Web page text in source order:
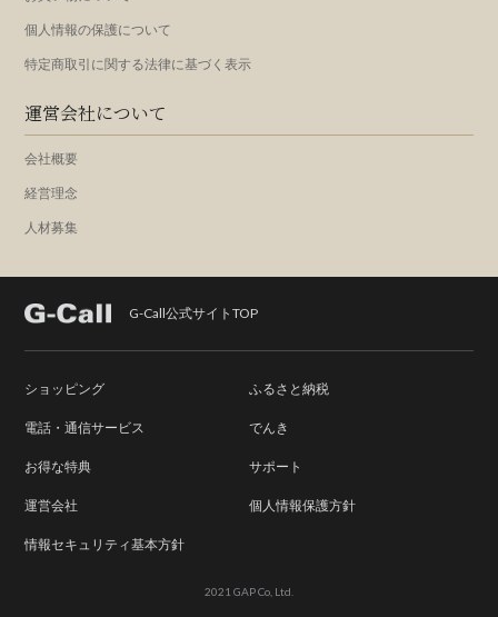
個人情報の保護について
特定商取引に関する法律に基づく表示
運営会社について
会社概要
経営理念
人材募集
G-Call公式サイトTOP
ショッピング ふるさと納税
電話・通信サービス でんき
お得な特典 サポート
運営会社 個人情報保護方針
情報セキュリティ基本方針
2021 GAP Co, Ltd.